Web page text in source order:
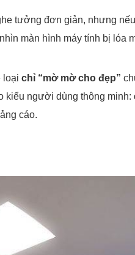
tưởng đơn giản, nhưng
màn hình máy tính bị lóa
loại chỉ “mờ mờ cho đẹp”
người dùng thông minh:
cáo.